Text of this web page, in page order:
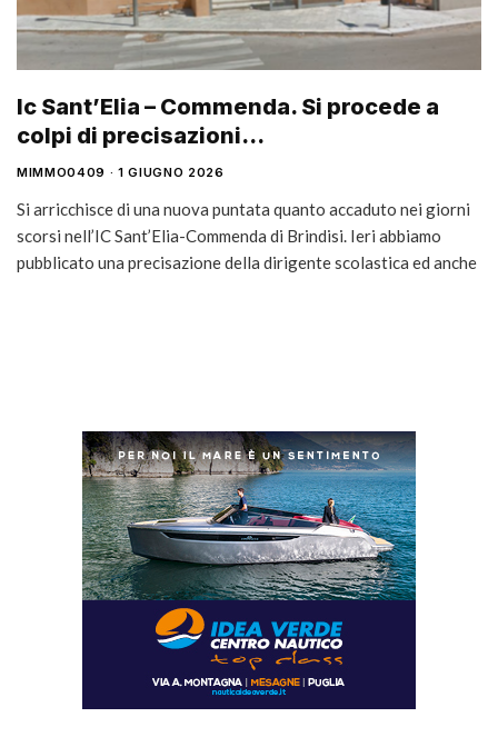
Ic Sant’Elia – Commenda. Si procede a
colpi di precisazioni…
MIMMO0409 1 GIUGNO 2026
Si arricchisce di una nuova puntata quanto accaduto nei giorni
scorsi nell’IC Sant’Elia-Commenda di Brindisi. Ieri abbiamo
pubblicato una precisazione della dirigente scolastica ed anche